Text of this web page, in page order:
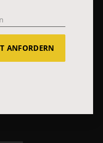
Abo online kündigen
ANFORDERN